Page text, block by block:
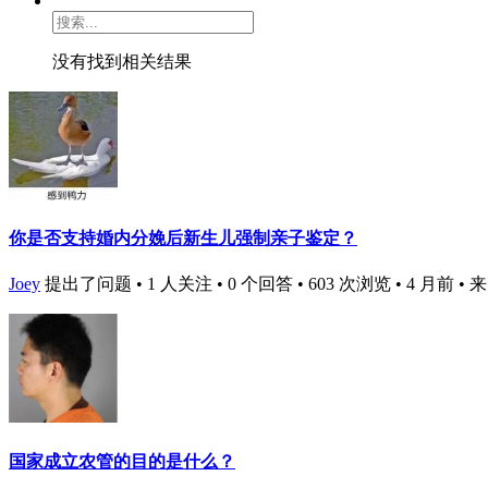
没有找到相关结果
你是否支持婚内分娩后新生儿强制亲子鉴定？
Joey 提出了问题 • 1 人关注 • 0 个回答 • 603 次浏览 • 4 月前 •
国家成立农管的目的是什么？